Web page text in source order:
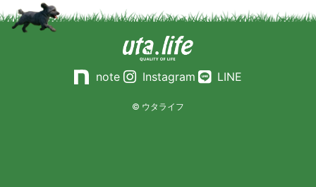
note Instagram LINE
© ウタライフ